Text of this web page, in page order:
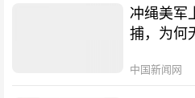
冲绳美军
捕，为何
中国新闻网